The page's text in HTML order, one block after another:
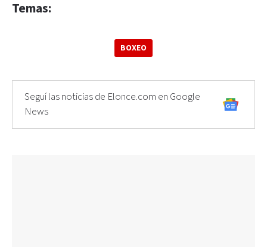
Temas:
BOXEO
Seguí las noticias de Elonce.com en Google
News